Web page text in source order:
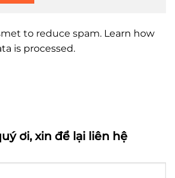
to reduce spam. Learn how
is processed.
ơi, xin để lại liên hệ